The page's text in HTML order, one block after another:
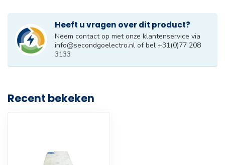
Heeft u vragen over dit product?
Neem contact op met onze klantenservice via
info@secondgoelectro.nl of bel +31(0)77 208
3133
Recent bekeken